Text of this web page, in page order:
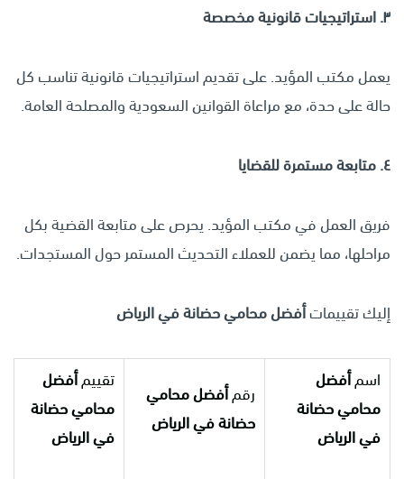
٣.استراتيجيات قانونية مخصصة
يعمل مكتب المؤيد. على تقديم استراتيجيات قانونية تناسب كل
حالة على حدة، مع مراعاة القوانين السعودية والمصلحة العامة.
٤.متابعة مستمرة للقضايا
فريق العمل في مكتب المؤيد. يحرص على متابعة القضية بكل
مراحلها، مما يضمن للعملاء التحديث المستمر حول المستجدات.
إليك تقييماتأفضل محامي حضانة في الرياض
اسمأفضل
محامي حضانة
في الرياض
رقمأفضل محامي
حضانة في الرياض
تقييمأفضل
محامي حضانة
في الرياض